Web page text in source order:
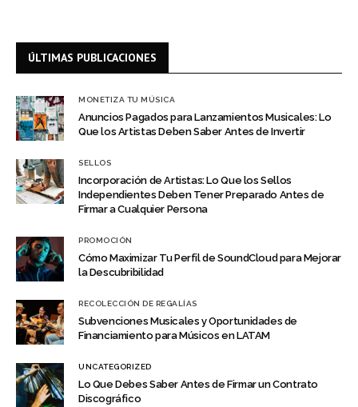
ÚLTIMAS PUBLICACIONES
MONETIZA TU MÚSICA
Anuncios Pagados para Lanzamientos Musicales: Lo
Que los Artistas Deben Saber Antes de Invertir
SELLOS
Incorporación de Artistas: Lo Que los Sellos
Independientes Deben Tener Preparado Antes de
Firmar a Cualquier Persona
PROMOCIÓN
Cómo Maximizar Tu Perfil de SoundCloud para Mejorar
la Descubribilidad
RECOLECCIÓN DE REGALÍAS
Subvenciones Musicales y Oportunidades de
Financiamiento para Músicos en LATAM
UNCATEGORIZED
Lo Que Debes Saber Antes de Firmar un Contrato
Discográfico